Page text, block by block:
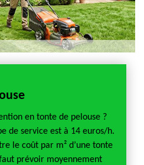
en tonte de pelouse ?
de service est à 14 euros/h.
le coût par m² d’une tonte
prévoir moyennement